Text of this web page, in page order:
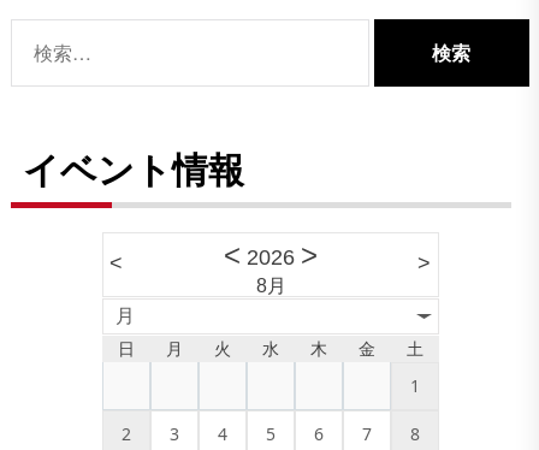
索:
イベント情報
< < 2026 >
8月
>
月
日 月 火 水 木 金 土
1
2 3 4 5 6 7 8